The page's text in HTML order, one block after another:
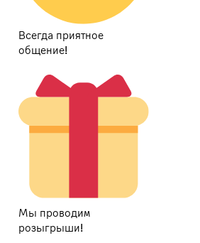
Всегда приятное
общение!
Мы проводим
розыгрыши!